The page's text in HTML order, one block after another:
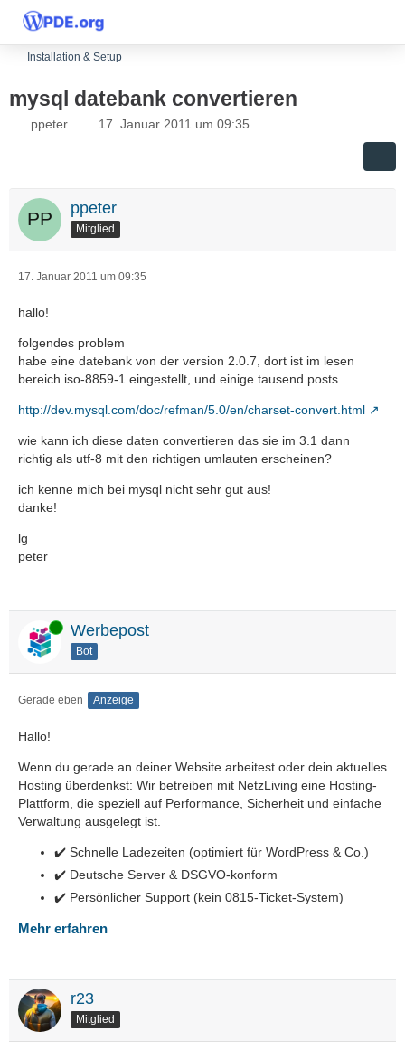
Installation & Setup
mysql datebank convertieren
ppeter 17. Januar 2011 um 09:35
ppeter
Mitglied
17. Januar 2011 um 09:35
hallo!
folgendes problem
habe eine datebank von der version 2.0.7, dort ist im lesen
bereich iso-8859-1 eingestellt, und einige tausend posts
http://dev.mysql.com/doc/refman/5.0/en/charset-convert.html
wie kann ich diese daten convertieren das sie im 3.1 dann
richtig als utf-8 mit den richtigen umlauten erscheinen?
ich kenne mich bei mysql nicht sehr gut aus!
danke!
lg
peter
Online Werbepost
Bot
Gerade eben Anzeige
Hallo!
Wenn du gerade an deiner Website arbeitest oder dein aktuelles
Hosting überdenkst: Wir betreiben mit NetzLiving eine Hosting-
Plattform, die speziell auf Performance, Sicherheit und einfache
Verwaltung ausgelegt ist.
✔️ Schnelle Ladezeiten (optimiert für WordPress & Co.)
✔️ Deutsche Server & DSGVO-konform
✔️ Persönlicher Support (kein 0815-Ticket-System)
Mehr erfahren
r23
Mitglied